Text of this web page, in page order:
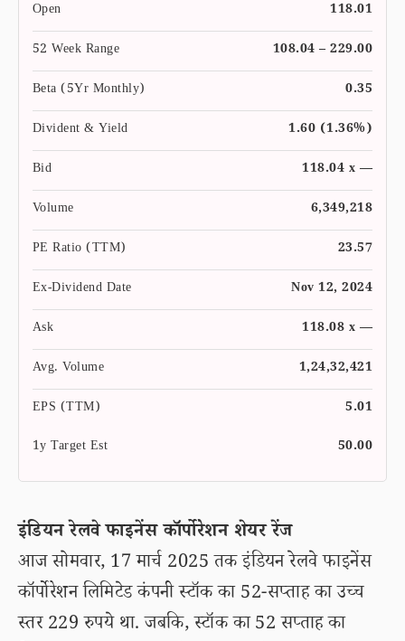
Open
118.01
52 Week Range
108.04 – 229.00
Beta (5Yr Monthly)
0.35
Divident & Yield
1.60 (1.36%)
Bid
118.04 x —
Volume
6,349,218
PE Ratio (TTM)
23.57
Ex-Dividend Date
Nov 12, 2024
Ask
118.08 x —
Avg. Volume
1,24,32,421
EPS (TTM)
5.01
1y Target Est
50.00
इंडियन रेलवे फाइनेंस कॉर्पोरेशन शेयर रेंज
आज सोमवार, 17 मार्च 2025 तक इंडियन रेलवे फाइनेंस
कॉर्पोरेशन लिमिटेड कंपनी स्टॉक का 52-सप्ताह का उच्च
स्तर 229 रुपये था. जबकि, स्टॉक का 52 सप्ताह का